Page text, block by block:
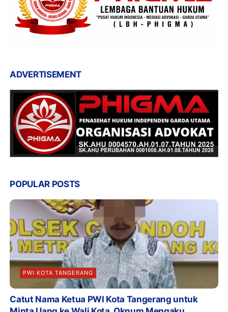
ADVERTISEMENT
POPULAR POSTS
PWI KOTA TANGERANG
Catut Nama Ketua PWI Kota Tangerang untuk